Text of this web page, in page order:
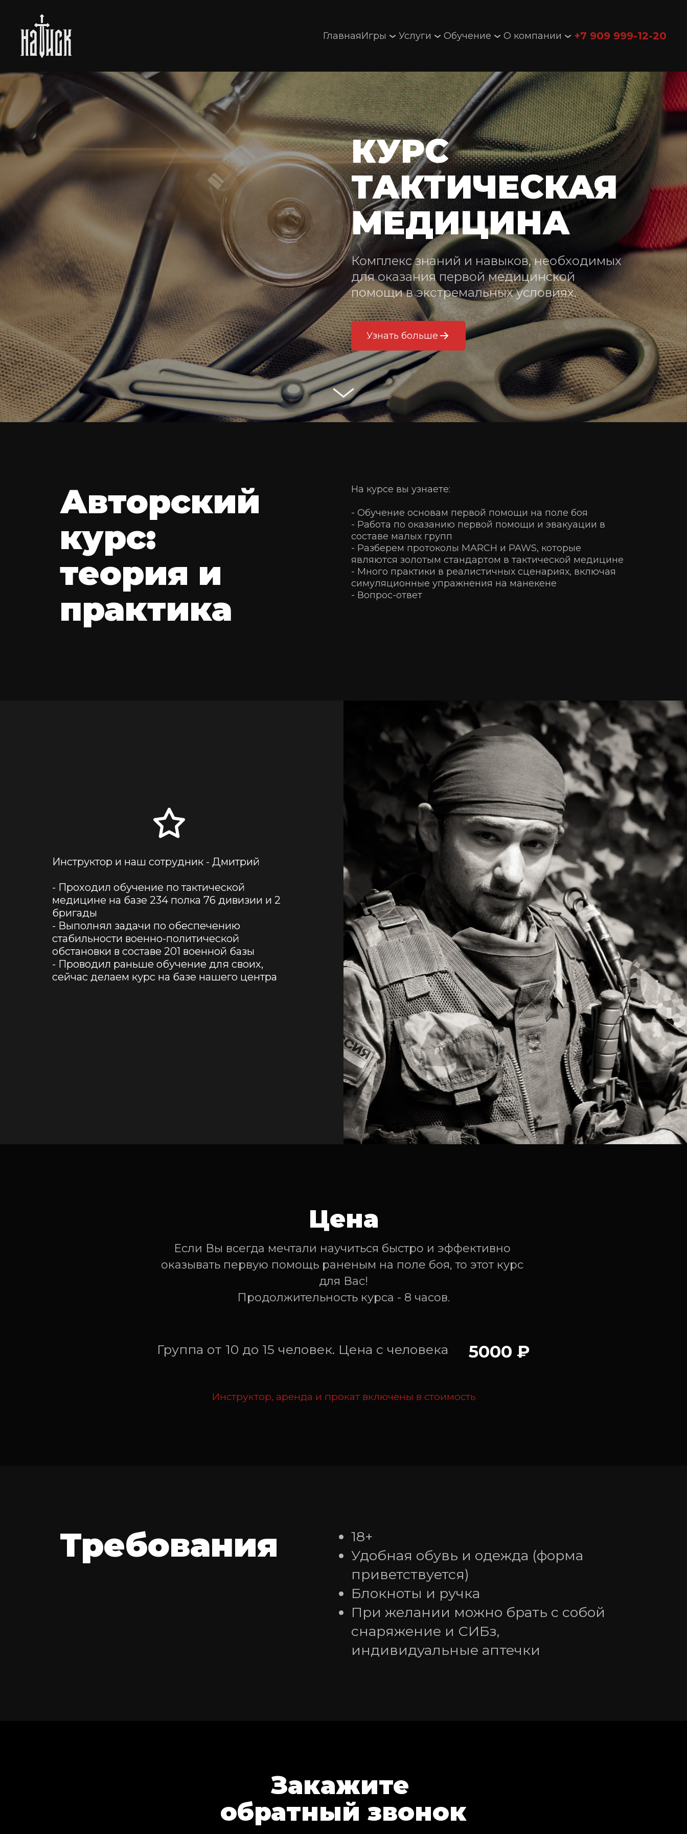
ГлавнаяИгры Услуги Обучение О компании +7 909 999-12-20
КУРС
ТАКТИЧЕСКАЯ
МЕДИЦИНА
Комплекс знаний и навыков, необходимых
для оказания первой медицинской
помощи в экстремальных условиях.
Узнать больше
Авторский
курс:
теория и
практика
На курсе вы узнаете:
- Обучение основам первой помощи на поле боя
- Работа по оказанию первой помощи и эвакуации в
составе малых групп
- Разберем протоколы MARCH и PAWS, которые
являются золотым стандартом в тактической медицине
- Много практики в реалистичных сценариях, включая
симуляционные упражнения на манекене
- Вопрос-ответ
Инструктор и наш сотрудник - Дмитрий
- Проходил обучение по тактической
медицине на базе 234 полка 76 дивизии и 2
бригады
- Выполнял задачи по обеспечению
стабильности военно-политической
обстановки в составе 201 военной базы
- Проводил раньше обучение для своих,
сейчас делаем курс на базе нашего центра
Цена
Если Вы всегда мечтали научиться быстро и эффективно
оказывать первую помощь раненым на поле боя, то этот курс
для Вас!
Продолжительность курса - 8 часов.
Группа от 10 до 15 человек. Цена с человека 5000 ₽
Инструктор, аренда и прокат включены в стоимость
Требования
18+
Удобная обувь и одежда (форма
приветствуется)
Блокноты и ручка
При желании можно брать с собой
снаряжение и СИБз,
индивидуальные аптечки
Закажите
обратный звонок